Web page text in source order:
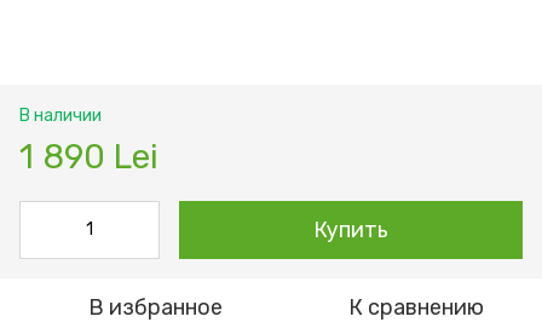
В наличии
1 890 Lei
Купить
В избранное К сравнению